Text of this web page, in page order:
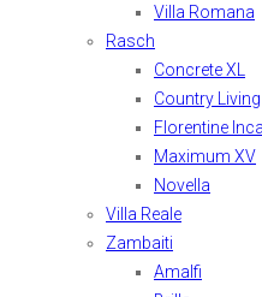
Villa Romana
Rasch
Concrete XL
Country Living
Florentine
Maximum XV
Novella
Villa Reale
Zambaiti
Amalfi